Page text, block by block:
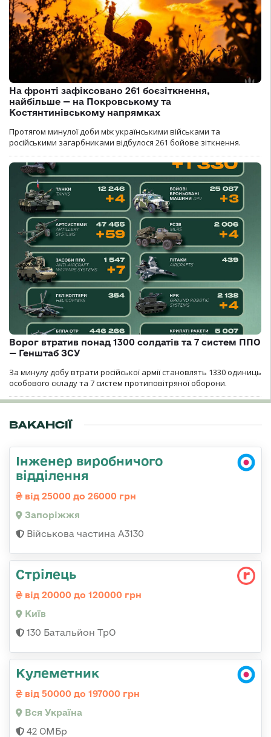
На фронті зафіксовано 261 боєзіткнення,
найбільше — на Покровському та
Костянтинівському напрямках
Протягом минулої доби між українськими військами та
російськими загарбниками відбулося 261 бойове зіткнення.
Ворог втратив понад 1300 солдатів та 7 систем ППО
— Генштаб ЗСУ
За минулу добу втрати російської армії становлять 1330 одиниць
особового складу та 7 систем протиповітряної оборони.
ВАКАНСІЇ
Інженер виробничого
відділення
від 25000 до 26000 грн
Запоріжжя
Військова частина А3130
Стрілець
від 20000 до 120000 грн
Київ
130 Батальйон ТрО
Кулеметник
від 50000 до 197000 грн
Вся Україна
42 ОМБр